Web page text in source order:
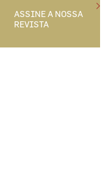
ASSINE A NOSSA
REVISTA